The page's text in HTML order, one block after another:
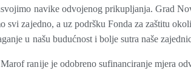
navike odvojenog prikupljanja. Grad
svi zajedno, a uz podršku Fonda za zaštitu
u našu budućnost i bolje sutra naše
ranije je odobreno sufinanciranje mjera